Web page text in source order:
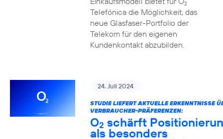
2
Telefónica die Möglichkeit, das
neue Glasfaser-Portfolio der
Telekom für den eigenen
Kundenkontakt abzubilden.
24. Juli 2024
STUDIE LIEFERT AKTUELLE ERKENNTNISSE
VERBRAUCHER-PRÄFERENZEN:
O2 schärft
als besonders